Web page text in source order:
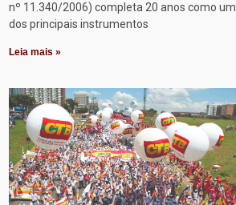
nº 11.340/2006) completa 20 anos como um
dos principais instrumentos
Leia mais »